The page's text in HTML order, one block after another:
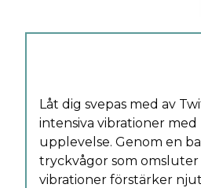
Låt dig svepas med av
intensiva vibrationer
upplevelse. Genom en
tryckvågor som omsluter
vibrationer förstärker